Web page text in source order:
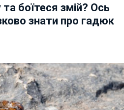
боїтеся змій? Ось
знати про гадюк